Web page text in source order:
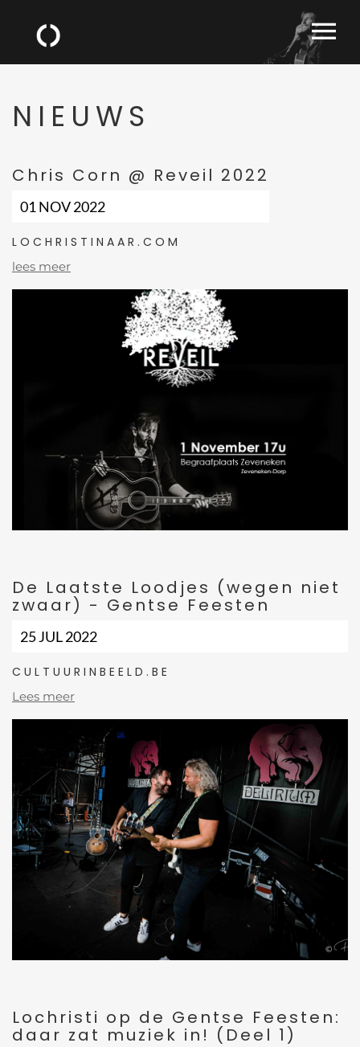
NIEUWS
Chris Corn @ Reveil 2022
01 NOV 2022
LOCHRISTINAAR.COM
lees meer
De Laatste Loodjes (wegen niet
zwaar) - Gentse Feesten
25 JUL 2022
CULTUURINBEELD.BE
Lees meer
Lochristi op de Gentse Feesten:
daar zat muziek in! (Deel 1)